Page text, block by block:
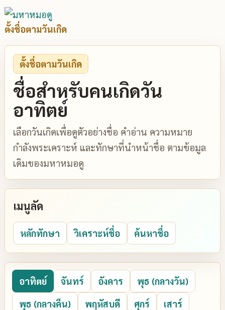
ตั้งชื่อตามวันเกิด
ตั้งชื่อตามวันเกิด
ชื่อสำหรับคนเกิดวัน
อาทิตย์
เลือกวันเกิดเพื่อดูตัวอย่างชื่อ คำอ่าน ความหมาย
กำลังพระเคราะห์ และทักษาที่นำหน้าชื่อ ตามข้อมูล
เดิมของมหาหมอดู
เมนูลัด
หลักทักษา วิเคราะห์ชื่อ ค้นหาชื่อ
อาทิตย์ จันทร์ อังคาร
พุธ (กลางวัน)
พุธ (กลางคืน)
พฤหัสบดี ศุกร์ เสาร์